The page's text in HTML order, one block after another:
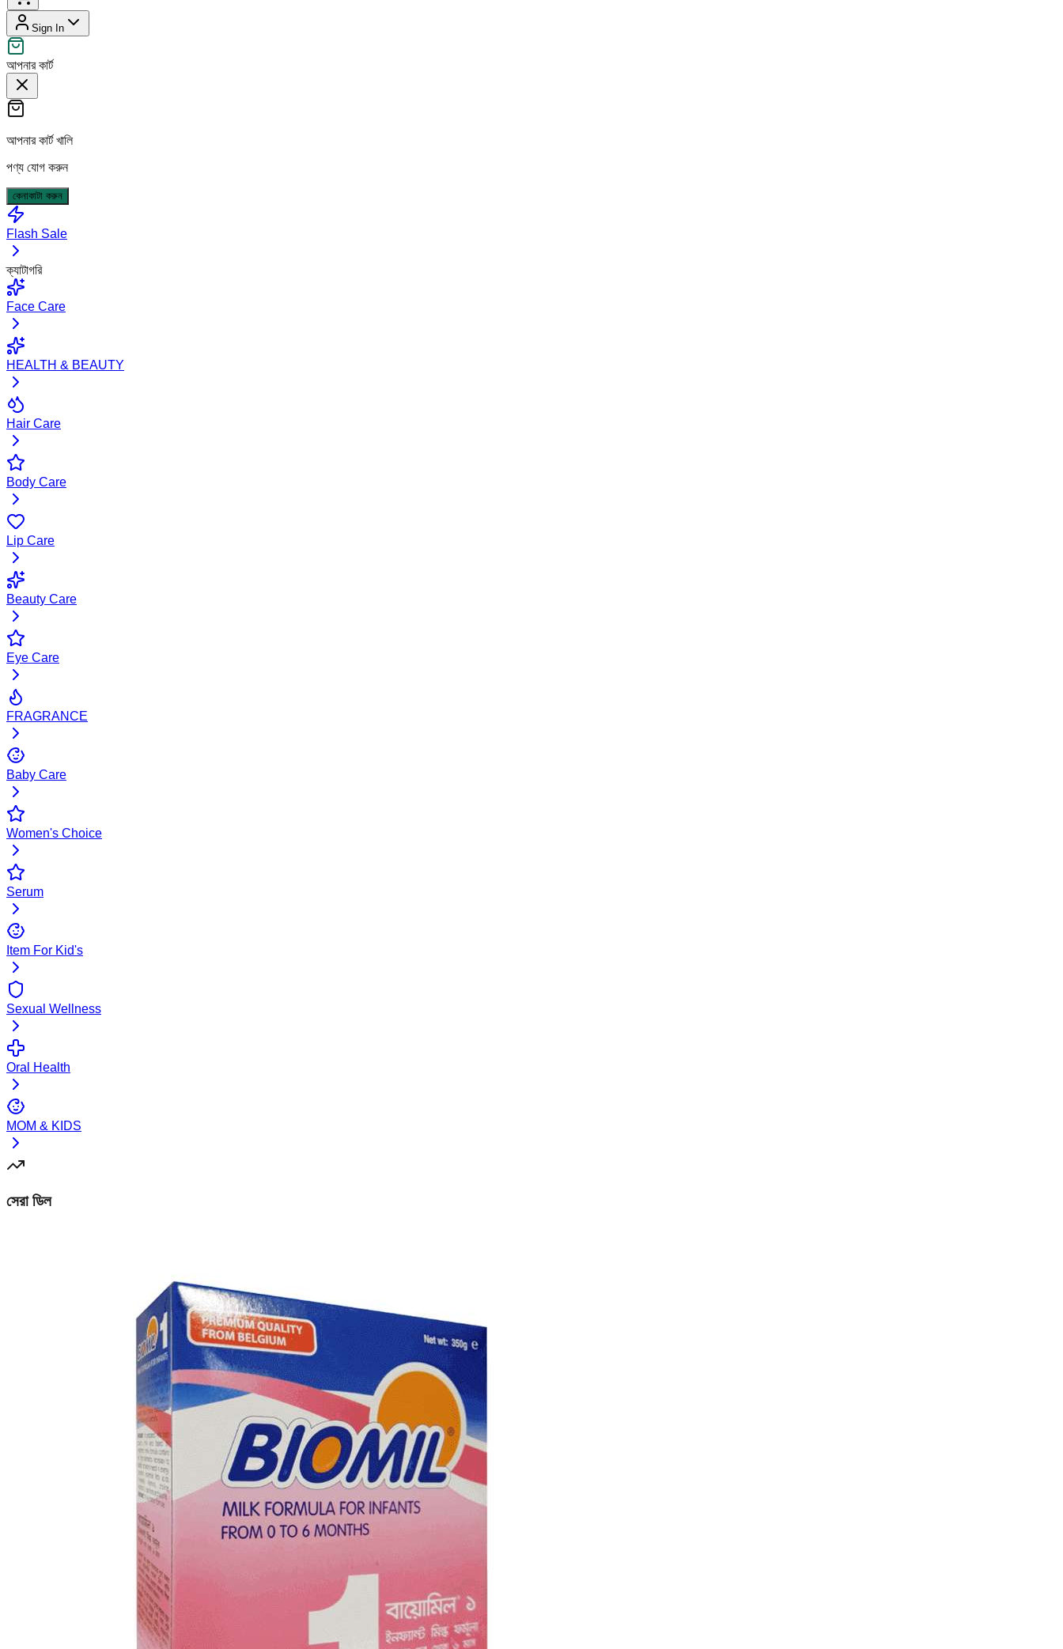
Sign In
আপনার কার্ট
আপনার কার্ট খালি
পণ্য যোগ করুন
কেনাকাটা করুন
Flash Sale
ক্যাটাগরি
Face Care
HEALTH & BEAUTY
Hair Care
Body Care
Lip Care
Beauty Care
Eye Care
FRAGRANCE
Baby Care
Women's Choice
Serum
Item For Kid's
Sexual Wellness
Oral Health
MOM & KIDS
সেরা ডিল